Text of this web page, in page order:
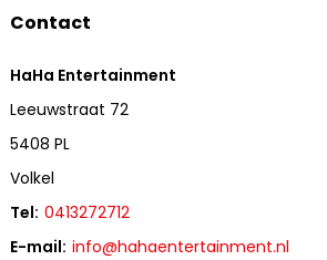
Contact
HaHa Entertainment
Leeuwstraat 72
5408 PL
Volkel
Tel: 0413272712
E-mail: info@hahaentertainment.nl